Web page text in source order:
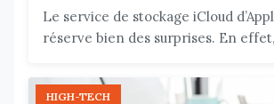
Le service de stockage iCloud
réserve bien des surprises. En
HIGH-TECH